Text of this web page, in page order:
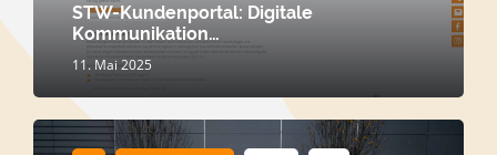
STW-Kundenportal: Digitale
Kommunikation…
11. Mai 2025